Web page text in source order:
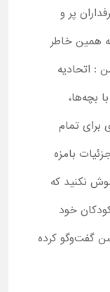
پر و
همین خاطر
: اتحادیه
بچه‌ها،
برای تمام
بامزه
نکنید که
خود
گفت‌وگو کرده